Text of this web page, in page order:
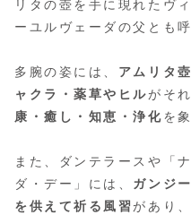
リタの壺を手に現れたヴ
ーユルヴェーダの父とも
多腕の姿には、 アムリタ
ャクラ・薬草やヒルがそ
康・癒し・知恵・浄化を
また、ダンテラースや「
ダ・デー」には、 ガンジ
を供えて祈る風習 があり